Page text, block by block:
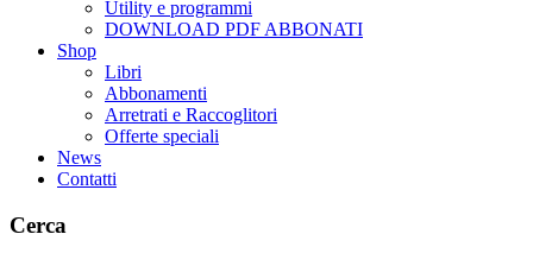
Utility e programmi
DOWNLOAD PDF ABBONATI
Shop
Libri
Abbonamenti
Arretrati e Raccoglitori
Offerte speciali
News
Contatti
Cerca